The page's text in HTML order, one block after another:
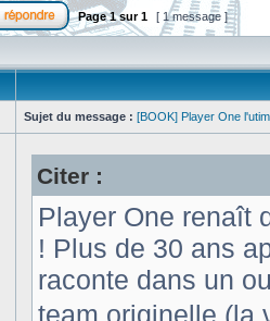
Page1sur1 [ 1 message ]
Sujet du message : [BOOK] Player One
Citer :
Player One renaît
! Plus de 30 ans
raconte dans un
team originelle (la